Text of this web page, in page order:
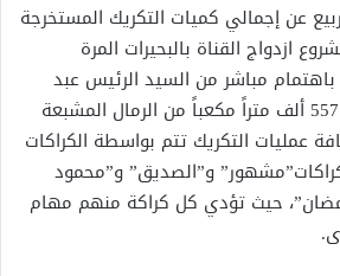
عن إجمالي كميات التكريك المستخرجة
ازدواج القناة بالبحيرات المرة
مباشر من السيد الرئيس عبد
الفتاح السيسي، بلغت 557 ألف متراً مكعباً من الرمال المشبعة
عمليات التكريك تتم بواسطة الكراكات
و”الصديق” و”محمود
حيث تؤدي كل كراكة منهم مهام